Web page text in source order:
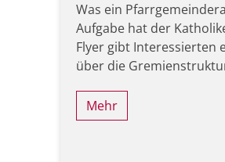
Was ein
Aufgabe hat der
Flyer gibt Interessierten
über die
Mehr